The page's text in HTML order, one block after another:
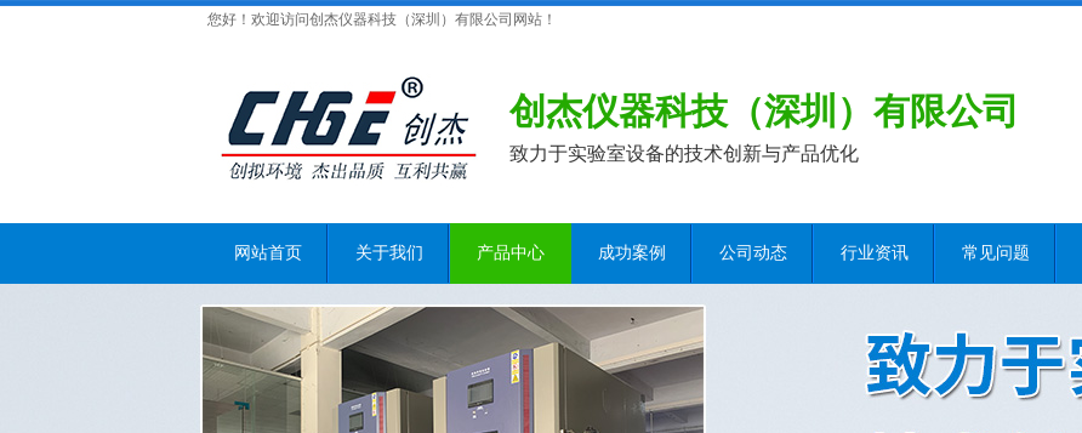
您好！欢迎访问创杰仪器科技（深圳）有限公司网站！
创杰仪器科技（深圳）有限公司
致力于实验室设备的技术创新与产品优化
网站首页 关于我们 产品中心 成功案例 公司动态 行业资讯 常见问题